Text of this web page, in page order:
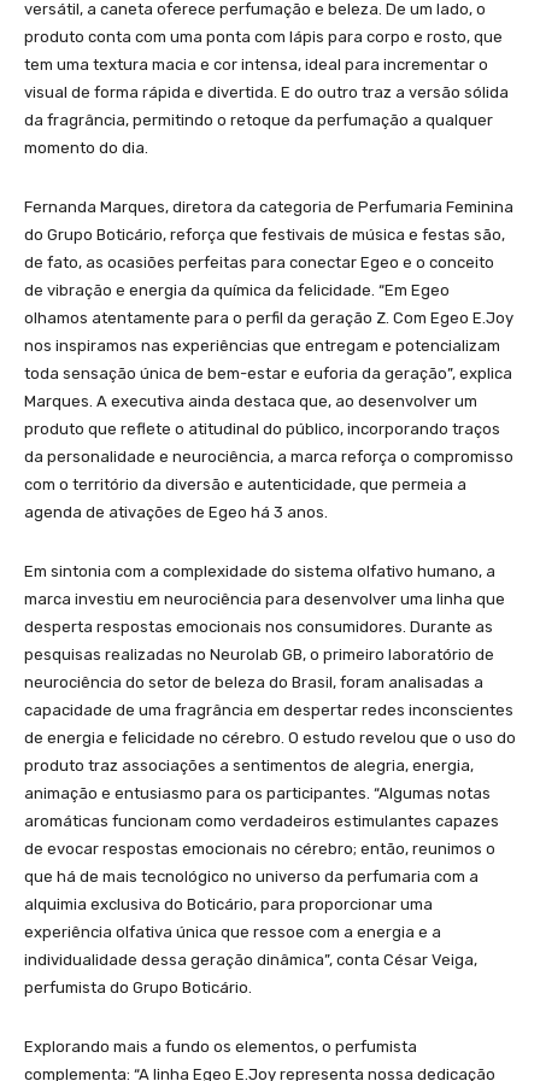
versátil, a caneta oferece perfumação e beleza. De um lado, o
produto conta com uma ponta com lápis para corpo e rosto, que
tem uma textura macia e cor intensa, ideal para incrementar o
visual de forma rápida e divertida. E do outro traz a versão sólida
da fragrância, permitindo o retoque da perfumação a qualquer
momento do dia.
Fernanda Marques, diretora da categoria de Perfumaria Feminina
do Grupo Boticário, reforça que festivais de música e festas são,
de fato, as ocasiões perfeitas para conectar Egeo e o conceito
de vibração e energia da química da felicidade. “Em Egeo
olhamos atentamente para o perfil da geração Z. Com Egeo E.Joy
nos inspiramos nas experiências que entregam e potencializam
toda sensação única de bem-estar e euforia da geração”, explica
Marques. A executiva ainda destaca que, ao desenvolver um
produto que reflete o atitudinal do público, incorporando traços
da personalidade e neurociência, a marca reforça o compromisso
com o território da diversão e autenticidade, que permeia a
agenda de ativações de Egeo há 3 anos.
Em sintonia com a complexidade do sistema olfativo humano, a
marca investiu em neurociência para desenvolver uma linha que
desperta respostas emocionais nos consumidores. Durante as
pesquisas realizadas no Neurolab GB, o primeiro laboratório de
neurociência do setor de beleza do Brasil, foram analisadas a
capacidade de uma fragrância em despertar redes inconscientes
de energia e felicidade no cérebro. O estudo revelou que o uso do
produto traz associações a sentimentos de alegria, energia,
animação e entusiasmo para os participantes. “Algumas notas
aromáticas funcionam como verdadeiros estimulantes capazes
de evocar respostas emocionais no cérebro; então, reunimos o
que há de mais tecnológico no universo da perfumaria com a
alquimia exclusiva do Boticário, para proporcionar uma
experiência olfativa única que ressoe com a energia e a
individualidade dessa geração dinâmica”, conta César Veiga,
perfumista do Grupo Boticário.
Explorando mais a fundo os elementos, o perfumista
complementa: “A linha Egeo E.Joy representa nossa dedicação